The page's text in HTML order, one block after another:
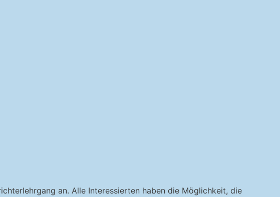
an. Alle Interessierten haben die Möglichkeit, die